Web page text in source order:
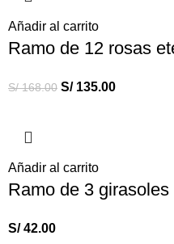
Añadir al carrito
Ramo de 12 rosas
S/168.00 S/135.00
Añadir al carrito
S/42.00